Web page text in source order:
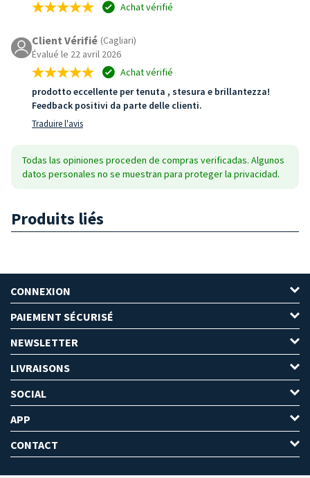
Achat vérifié
Client Vérifié (Cagliari)
Évalué le 22 avril 2026
Achat vérifié
prodotto eccellente per tenuta , stesura e brillantezza!
Feedback positivi da parte delle clienti.
Traduire l'avis
Todas las opiniones proceden de compras verificadas. Algunos
datos personales no se muestran para proteger la privacidad.
Produits liés
CONNEXION
PAIEMENT SÉCURISÉ
NEWSLETTER
LIVRAISONS
SOCIAL
APP
CONTACT